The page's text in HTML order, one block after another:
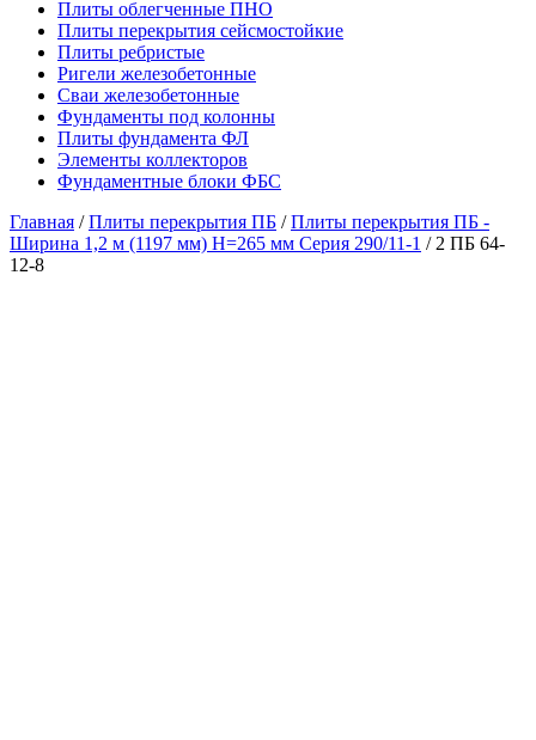
Плиты облегченные ПНО
Плиты перекрытия сейсмостойкие
Плиты ребристые
Ригели железобетонные
Сваи железобетонные
Фундаменты под колонны
Плиты фундамента ФЛ
Элементы коллекторов
Фундаментные блоки ФБС
Главная /Плиты перекрытия ПБ /Плиты перекрытия ПБ -
Ширина 1,2 м (1197 мм) H=265 мм Серия 290/11-1 / 2 ПБ 64-
12-8